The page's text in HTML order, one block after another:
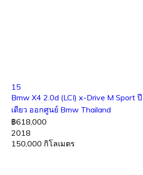
15
Bmw X4 2.0d (LCI) x-Drive M Sport
เดียว ออกศูนย์ Bmw Thailand
฿618,000
2018
150,000 กิโลเมตร